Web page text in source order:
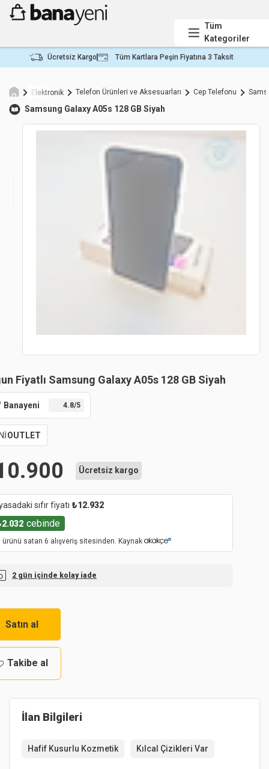
Tüm
Kategoriler
Ücretsiz Kargo Tüm Kartlara Peşin Fiyatına 3 Taksit
Elektronik Telefon Ürünleri ve Aksesuarları Cep Telefonu
Samsung Galaxy A05s 128 GB Siyah
Fiyatlı Samsung Galaxy A05s 128 GB Siyah
Banayeni 4.8/5
OUTLET
Ücretsiz kargo
sıfır fiyatı ₺12.932
2.032 cebinde
ürünü satan 6 alışveriş sitesinden. Kaynak
2 gün içinde kolay iade
Satın al
Takibe al
İlan Bilgileri
Hafif Kusurlu Kozmetik Kılcal Çizikleri Var